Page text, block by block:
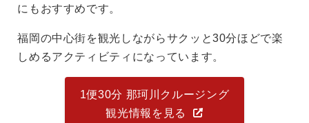
にもおすすめです。
福岡の中心街を観光しながらサクッと30分ほどで楽
しめるアクティビティになっています。
1便30分 那珂川クルージング
観光情報を見る